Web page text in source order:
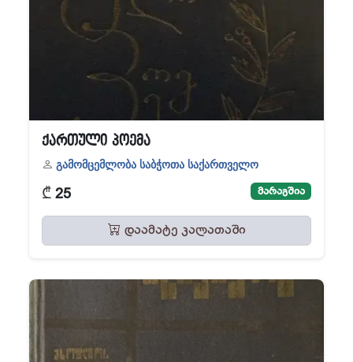
ქართული პოემა
გამომცემლობა საბჭოთა საქართველო
₾ 25 მარაგშია
დაამატე კალათაში